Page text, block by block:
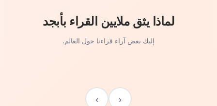
لماذا يثق ملايين القراء بأبجد
إليك بعض آراء قراءنا حول العالم.
‹
›